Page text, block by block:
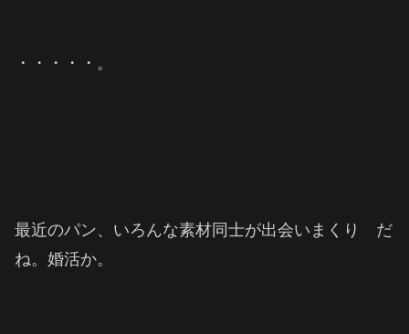
・・・・・。
最近のパン、いろんな素材同士が出会いまくり だ
ね。婚活か。